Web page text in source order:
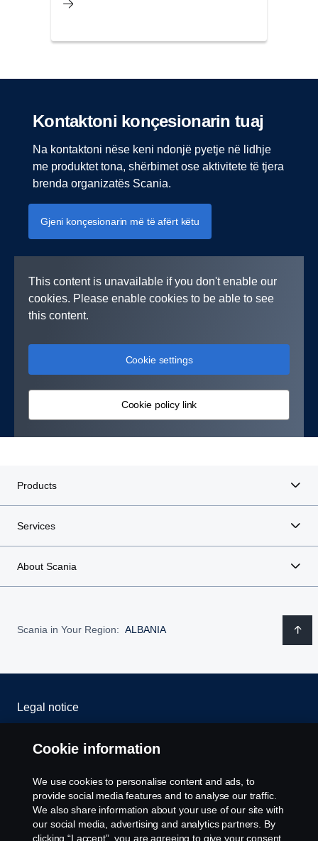
Kontaktoni konçesionarin tuaj
Na kontaktoni nëse keni ndonjë pyetje në lidhje
me produktet tona, shërbimet ose aktivitete të tjera
brenda organizatës Scania.
Gjeni konçesionarin më të afërt këtu
This content is unavailable if you don't enable our
cookies. Please enable cookies to be able to see
this content.
Cookie settings
Cookie policy link
Products
Services
About Scania
Scania in Your Region: ALBANIA
Legal notice
Privacy statement
Cookies
Contact us
Cookie information
We use cookies to personalise content and ads, to
provide social media features and to analyse our traffic.
We also share information about your use of our site with
our social media, advertising and analytics partners. By
clicking “I accept”, you are agreeing to give your consent